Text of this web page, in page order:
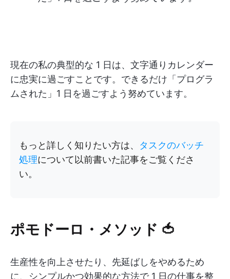
現在の私の典型的な 1 日は、文字通りカレンダー
に忠実に過ごすことです。できるだけ「プログラ
ムされた」1 日を過ごすよう努めています。
もっと詳しく知りたい方は、 タスクのバッチ
処理について以前書いた記事をご覧くださ
い。
ポモドーロ・メソッド 🍅
生産性を向上させたり、先延ばしをやめるため
に、シンプルかつ効果的な方法で 1 日の仕事を整